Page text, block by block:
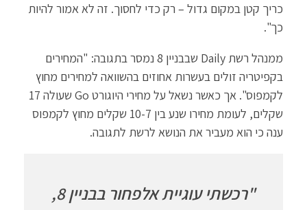
כריך קטן במקום גדול – רק כדי לחסוך. זה לא אמור להיות
כך".
ממנהל רשת Daily שבבניין 8 נמסר בתגובה: "המחירים
בקפיטריה זולים בעשרות אחוזים בהשוואה למחירים מחוץ
לקמפוס". אך כאשר נשאל על מחירי היוגורט Go שעולה 17
שקלים, לעומת מחירו שנע בין 10-7 שקלים מחוץ לקמפוס
ענה כי הוא מעביר את הנושא לרשת לתגובה.
"רכשתי עוגיית אלפחור בבניין 8,